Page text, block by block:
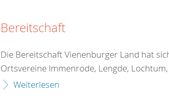
Bereitschaft
Die Bereitschaft Vienenburger Land hat
Ortsvereine Immenrode, Lengde,
Weiterlesen